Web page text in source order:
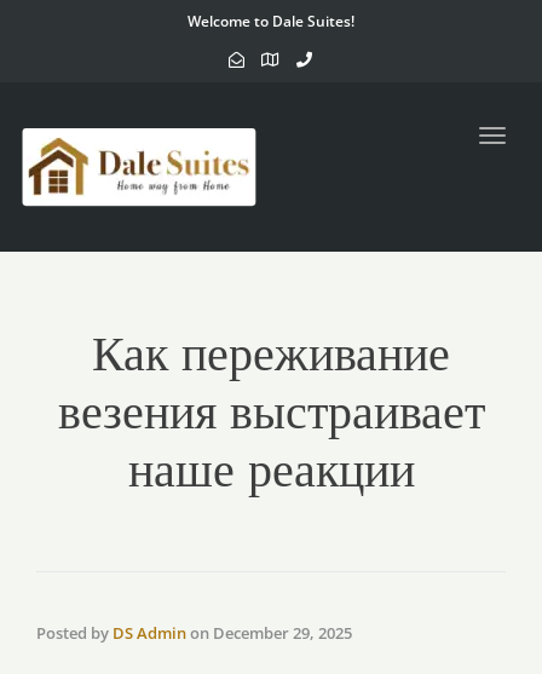
Welcome to Dale Suites!
Как переживание
везения выстраивает
наше реакции
Posted by DS Adminon December 29, 2025